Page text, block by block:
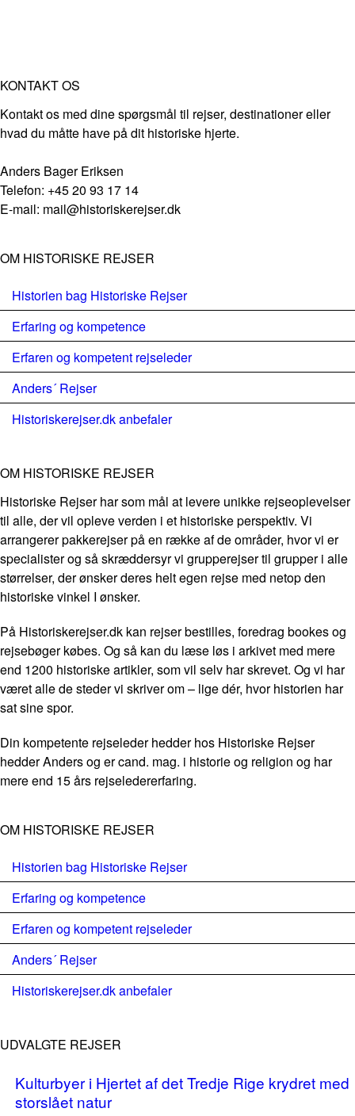
KONTAKT OS
Kontakt os med dine spørgsmål til rejser, destinationer eller
hvad du måtte have på dit historiske hjerte.
Anders Bager Eriksen
Telefon: +45 20 93 17 14
E-mail: mail@historiskerejser.dk
OM HISTORISKE REJSER
Historien bag Historiske Rejser
Erfaring og kompetence
Erfaren og kompetent rejseleder
Anders´ Rejser
Historiskerejser.dk anbefaler
OM HISTORISKE REJSER
Historiske Rejser har som mål at levere unikke rejseoplevelser
til alle, der vil opleve verden i et historiske perspektiv. Vi
arrangerer pakkerejser på en række af de områder, hvor vi er
specialister og så skræddersyr vi grupperejser til grupper i alle
størrelser, der ønsker deres helt egen rejse med netop den
historiske vinkel I ønsker.
På Historiskerejser.dk kan rejser bestilles, foredrag bookes og
rejsebøger købes. Og så kan du læse løs i arkivet med mere
end 1200 historiske artikler, som vil selv har skrevet. Og vi har
været alle de steder vi skriver om – lige dér, hvor historien har
sat sine spor.
Din kompetente rejseleder hedder hos Historiske Rejser
hedder Anders og er cand. mag. i historie og religion og har
mere end 15 års rejseledererfaring.
OM HISTORISKE REJSER
Historien bag Historiske Rejser
Erfaring og kompetence
Erfaren og kompetent rejseleder
Anders´ Rejser
Historiskerejser.dk anbefaler
UDVALGTE REJSER
Kulturbyer i Hjertet af det Tredje Rige krydret med
storslået natur